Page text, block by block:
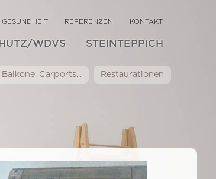
GESUNDHEIT REFERENZEN KONTAKT
WDVS STEINTEPPICH
Carports... Restaurationen